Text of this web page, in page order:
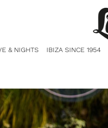
& NIGHTS IBIZA SINCE 1954